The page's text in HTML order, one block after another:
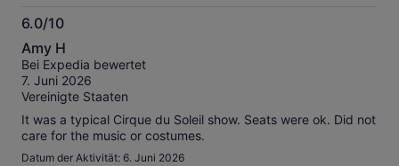
6.0/10
6.0
von
10
Amy H
Bei Expedia bewertet
7. Juni 2026
Vereinigte Staaten
It was a typical Cirque du Soleil show. Seats were ok. Did not
care for the music or costumes.
Datum der Aktivität: 6. Juni 2026